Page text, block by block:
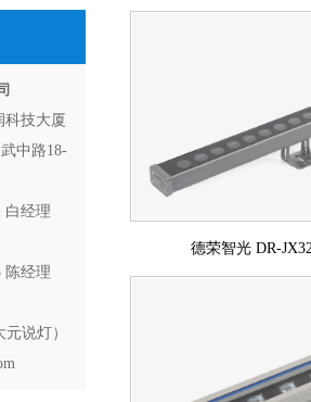
科技大厦
中路18-
白经理
陈经理
说灯）
德荣智光 DR-